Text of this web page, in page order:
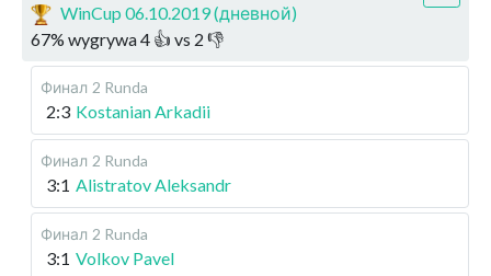
WinCup 06.10.2019 (дневной)
67% wygrywa4 👍 vs 2 👎
Финал 2 Runda
2:3 Kostanian Arkadii
Финал 2 Runda
3:1 Alistratov Aleksandr
Финал 2 Runda
3:1 Volkov Pavel